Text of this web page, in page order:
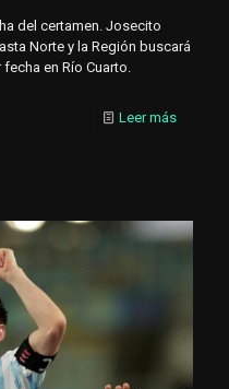
del certamen. Josecito
Norte y la Región buscará
en Río Cuarto.
Leer más